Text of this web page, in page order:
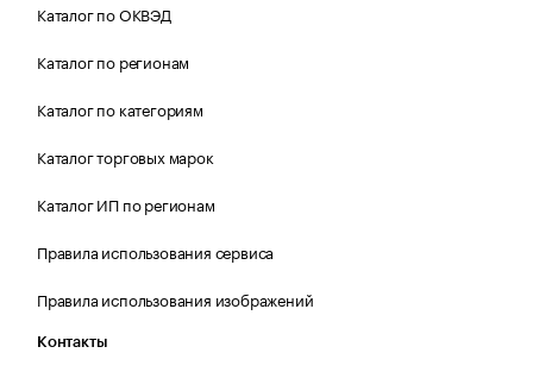
Каталог по ОКВЭД
Каталог по регионам
Каталог по категориям
Каталог торговых марок
Каталог ИП по регионам
Правила использования сервиса
Правила использования изображений
Контакты